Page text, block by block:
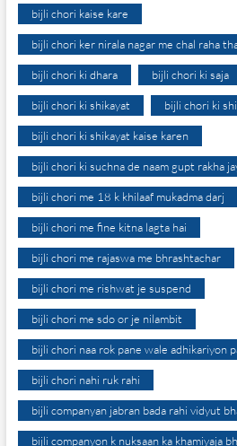
bijli chori kaise kare
bijli chori ker nirala nagar me chal raha
bijli chori ki dhara bijli chori ki saja
bijli chori ki shikayat bijli chori ki
bijli chori ki shikayat kaise karen
bijli chori ki suchna de naam gupt rakha
bijli chori me 18 k khilaaf mukadma darj
bijli chori me fine kitna lagta hai
bijli chori me rajaswa me bhrashtachar
bijli chori me rishwat je suspend
bijli chori me sdo or je nilambit
bijli chori naa rok pane wale adhikariyon
bijli chori nahi ruk rahi
bijli companyan jabran bada rahi vidyut
bijli companyon k nuksaan ka khamiyaja